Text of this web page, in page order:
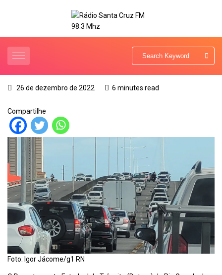
26 de dezembro de 2022 6 minutes read
Compartilhe
Foto: Igor Jácome/g1 RN